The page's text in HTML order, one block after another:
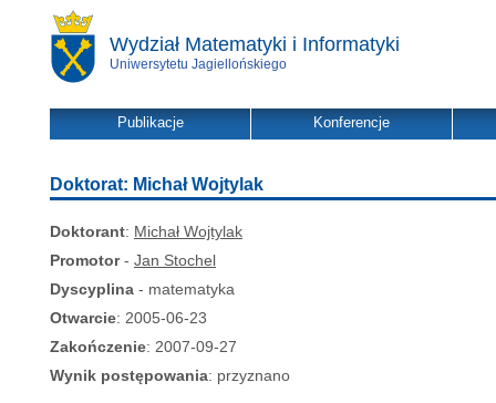
Wydział Matematyki i Informatyki
Uniwersytetu Jagiellońskiego
Publikacje Konferencje
Doktorat: Michał Wojtylak
Doktorant: Michał Wojtylak
Promotor- Jan Stochel
Dyscyplina - matematyka
Otwarcie: 2005-06-23
Zakończenie: 2007-09-27
Wynik postępowania: przyznano